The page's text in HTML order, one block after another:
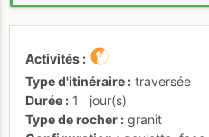
Activités
Type d'itinéraire
traversée
Durée
1
jour(s)
Type de rocher
granit